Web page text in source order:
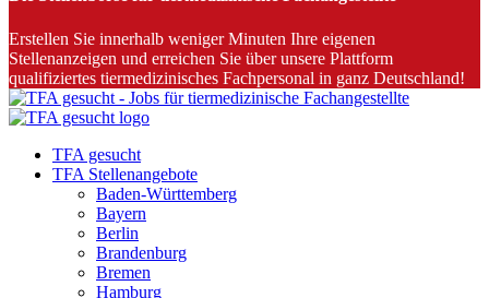
Erstellen Sie innerhalb weniger Minuten Ihre eigenen
Stellenanzeigen und erreichen Sie über unsere Plattform
qualifiziertes tiermedizinisches Fachpersonal in ganz Deutschland!
TFA gesucht
TFA Stellenangebote
Baden-Württemberg
Bayern
Berlin
Brandenburg
Bremen
Hamburg